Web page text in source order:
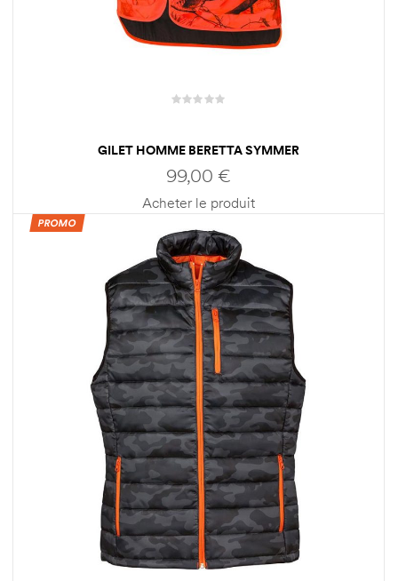
GILET HOMME BERETTA SYMMER
99,00 €
Acheter le produit
PROMO